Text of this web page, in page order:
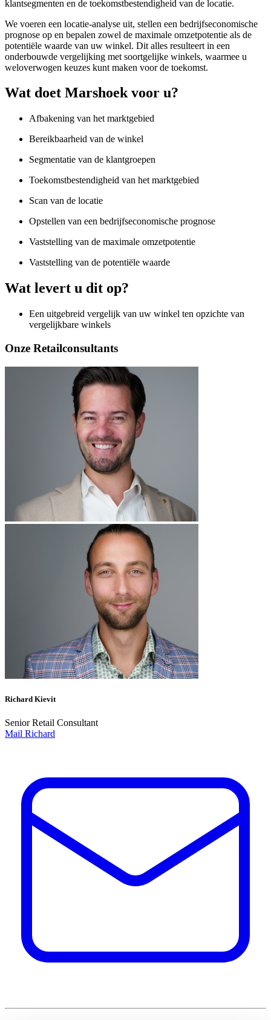
klantsegmenten en de toekomstbestendigheid van de locatie.
We voeren een locatie-analyse uit, stellen een bedrijfseconomische
prognose op en bepalen zowel de maximale omzetpotentie als de
potentiële waarde van uw winkel. Dit alles resulteert in een
onderbouwde vergelijking met soortgelijke winkels, waarmee u
weloverwogen keuzes kunt maken voor de toekomst.
Wat doet Marshoek voor u?
Afbakening van het marktgebied
Bereikbaarheid van de winkel
Segmentatie van de klantgroepen
Toekomstbestendigheid van het marktgebied
Scan van de locatie
Opstellen van een bedrijfseconomische prognose
Vaststelling van de maximale omzetpotentie
Vaststelling van de potentiële waarde
Wat levert u dit op?
Een uitgebreid vergelijk van uw winkel ten opzichte van
vergelijkbare winkels
Onze Retailconsultants
Richard Kievit
Senior Retail Consultant
Mail Richard